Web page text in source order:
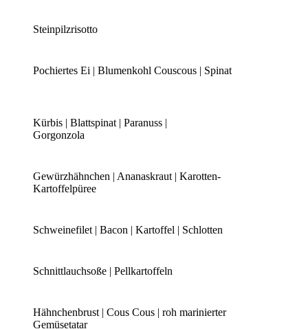
Steinpilzrisotto
Pochiertes Ei | Blumenkohl Couscous | Spinat
Kürbis | Blattspinat | Paranuss |
Gorgonzola
Gewürzhähnchen | Ananaskraut | Karotten-
Kartoffelpüree
Schweinefilet | Bacon | Kartoffel | Schlotten
Schnittlauchsoße | Pellkartoffeln
Hähnchenbrust | Cous Cous | roh marinierter
Gemüsetatar